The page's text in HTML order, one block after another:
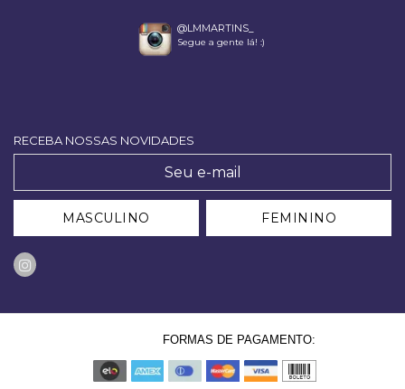
@LMMARTINS_
Segue a gente lá! :)
RECEBA NOSSAS NOVIDADES
MASCULINO FEMININO
FORMAS DE PAGAMENTO: